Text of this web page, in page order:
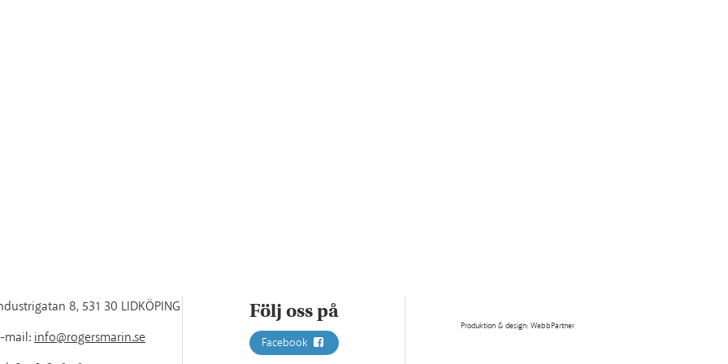
8, 531 30 LIDKÖPING
mail:info@rogersmarin.se
Följ oss på
Facebook
Produktion & design: WebbPartner